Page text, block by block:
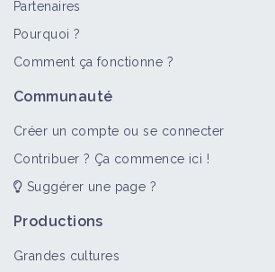
Matière organique
Partenaires
Pourquoi ?
Comment ça fonctionne ?
Communauté
Créer un compte ou se connecter
Contribuer ? Ça commence ici !
Suggérer une page ?
Productions
Grandes cultures